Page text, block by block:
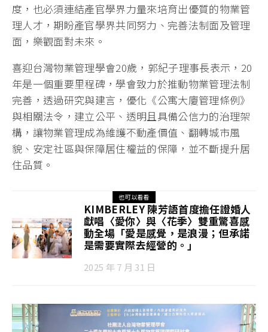
度，也必須連結產官學界力量來培育出優質的物業管
理人才，期盼產官學界共同努力、完善法制面及管理
面，樂觀面對未來。
喜迎台灣物業管理學會20歲，郭紀子理事長表示，20
年是一個重要里程碑，學會致力於推動物業管理法制
完善，透過研究與建言，優化《公寓大廈管理條例》
與相關法令，建立公平、透明且具備公信力的治理架
構，讓物業管理成為維護不動產價值、翻轉城市風
貌、安定社區與保障居住權益的保障，並不斷提升居
住品質。
也可以看看
KIMBERLEY 陳芳語首度擔任證婚人
獻唱〈愛你〉與〈花季〉雙重驚喜感
動全場「愛是感覺，是浪漫；但承諾
是需要實際去經營的。」
2025 年 7 月 31 日